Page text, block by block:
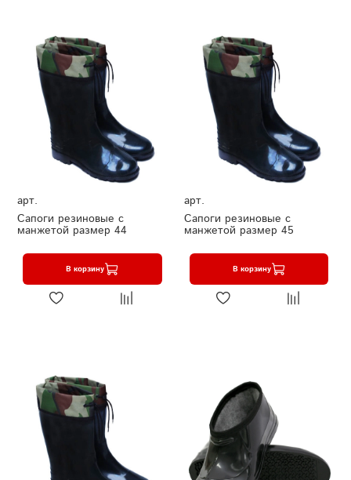
арт.
Сапоги резиновые с
манжетой размер 44
В корзину
арт.
Сапоги резиновые с
манжетой размер 45
В корзину